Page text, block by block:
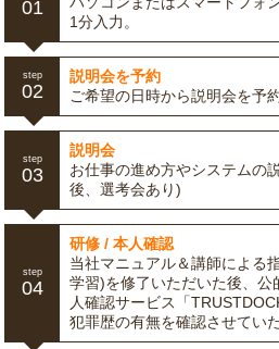
01
1分入力。
step
02
説明会を予約
ご希望の日時から説明会を予
step
03
説明会
お仕事の進め方やシステムの
後、選考会あり)
step
04
研修 / 本人確認
当社マニュアル＆講師による
学習)を修了いただいた後、
人確認サービス「
犯罪歴の有無を確認させてい